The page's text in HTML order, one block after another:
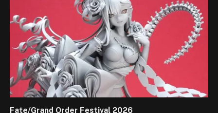
Fate/Grand Order Festival 2026